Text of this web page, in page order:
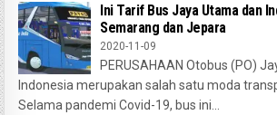
Ini Tarif Bus Jaya Utama dan
Semarang dan Jepara
2020-11-09
PERUSAHAAN Otobus (PO)
Indonesia merupakan salah satu moda
Selama pandemi Covid-19, bus ini...